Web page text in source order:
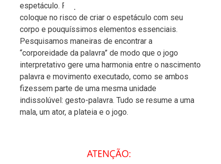
espetáculo. Propomos um teatro onde o ator se
coloque no risco de criar o espetáculo com seu
corpo e pouquíssimos elementos essenciais.
Pesquisamos maneiras de encontrar a
“corporeidade da palavra” de modo que o jogo
interpretativo gere uma harmonia entre o nascimento
palavra e movimento executado, como se ambos
fizessem parte de uma mesma unidade
indissolúvel: gesto-palavra. Tudo se resume a uma
mala, um ator, a plateia e o jogo.